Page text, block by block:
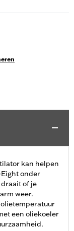
kan helpen
onder
of je
weer.
een oliekoeler